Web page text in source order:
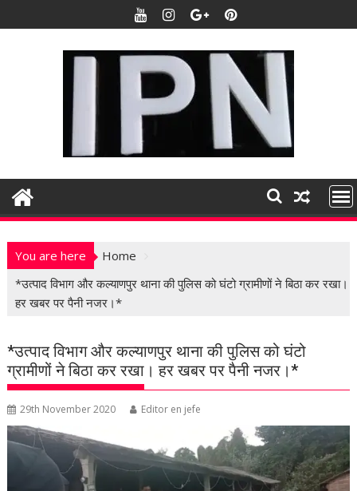
k
t
n
You are here
Home
*उत्पाद विभाग और कल्याणपुर थाना की पुलिस को घंटो ग्रामीणों ने बिठा कर रखा।
हर खबर पर पैनी नजर।*
*उत्पाद विभाग और कल्याणपुर थाना की पुलिस को घंटो
ग्रामीणों ने बिठा कर रखा। हर खबर पर पैनी नजर।*
29th November 2020 Editor en jefe